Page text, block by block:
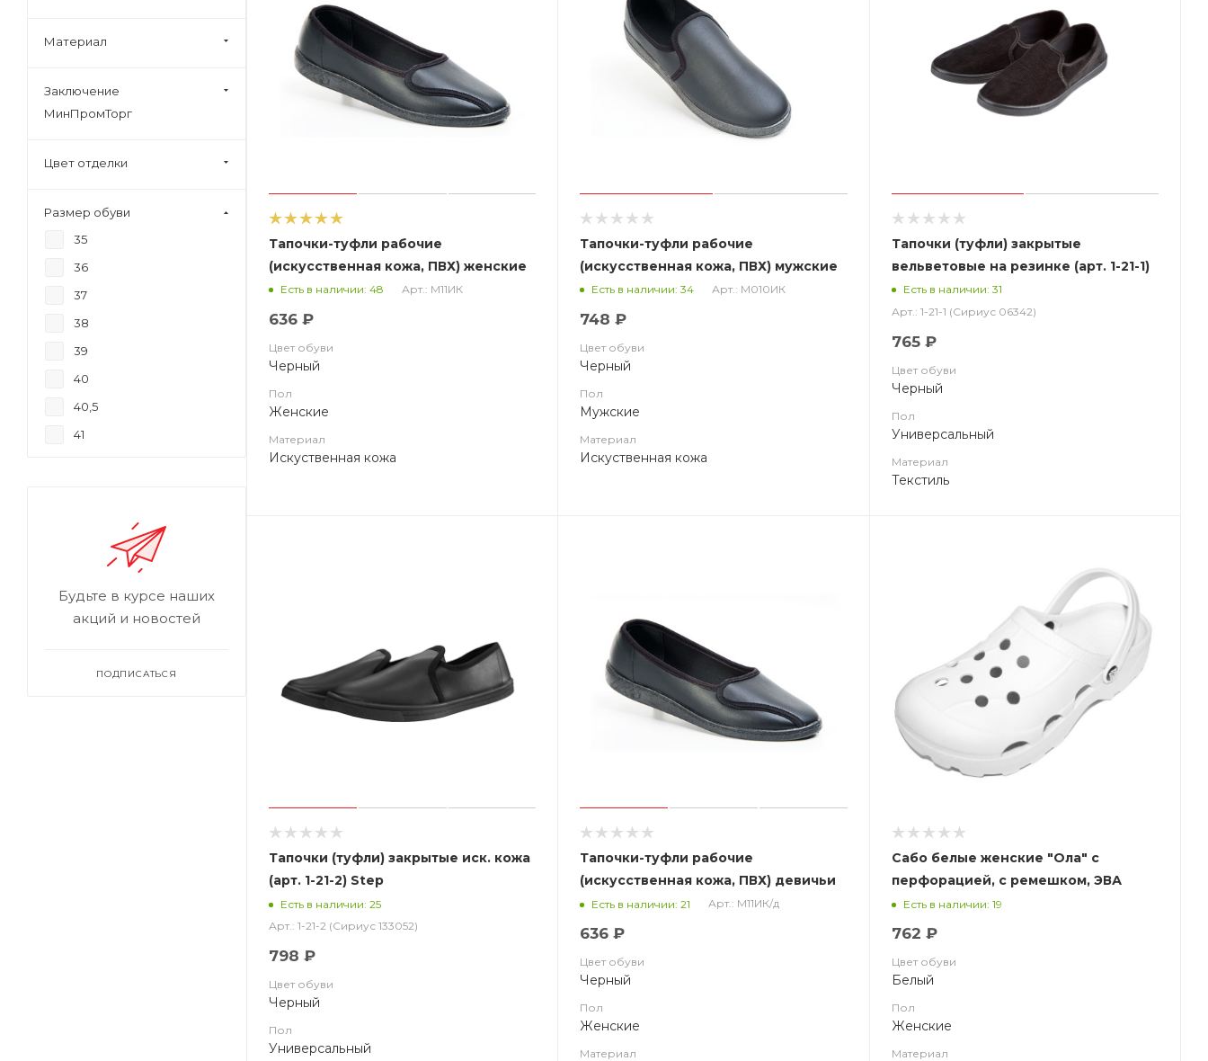
Тапочки-туфли рабочие
(искусственная кожа, ПВХ) женские
М11ИК Атлантис
Есть в наличии: 48 Арт.: М11ИК
636 ₽
Цвет обуви
Черный
Пол
Женские
Материал
Искуственная кожа
Тапочки-туфли рабочие
(искусственная кожа, ПВХ) мужские
М010ИК Атлантис
Есть в наличии: 34 Арт.: М010ИК
748 ₽
Цвет обуви
Черный
Пол
Мужские
Материал
Искуственная кожа
Тапочки (туфли) закрытые
вельветовые на резинке (арт. 1-21-1)
Step
Есть в наличии: 31
Арт.: 1-21-1 (Сириус 06342)
765 ₽
Цвет обуви
Черный
Пол
Универсальный
Материал
Текстиль
Тапочки (туфли) закрытые иск. кожа
(арт. 1-21-2) Step
Есть в наличии: 25
Арт.: 1-21-2 (Сириус 133052)
798 ₽
Цвет обуви
Черный
Пол
Универсальный
Тапочки-туфли рабочие
(искусственная кожа, ПВХ) девичьи
М11ИК/д Атлантис
Есть в наличии: 21 Арт.: М11ИК/д
636 ₽
Цвет обуви
Черный
Пол
Женские
Материал
Сабо белые женские "Ола" с
перфорацией, с ремешком, ЭВА
Жанетт
Есть в наличии: 19
762 ₽
Цвет обуви
Белый
Пол
Женские
Материал
Материал
Заключение
МинПромТорг
Цвет отделки
Размер обуви
35
36
37
38
39
40
40,5
41
47
Будьте в курсе наших
акций и новостей
ПОДПИСАТЬСЯ